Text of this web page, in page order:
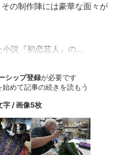
の制作陣には豪華な面々が
説『初恋芸人』の...
シップ登録が必要です
始めて記事の続きを読もう
字 / 画像5枚